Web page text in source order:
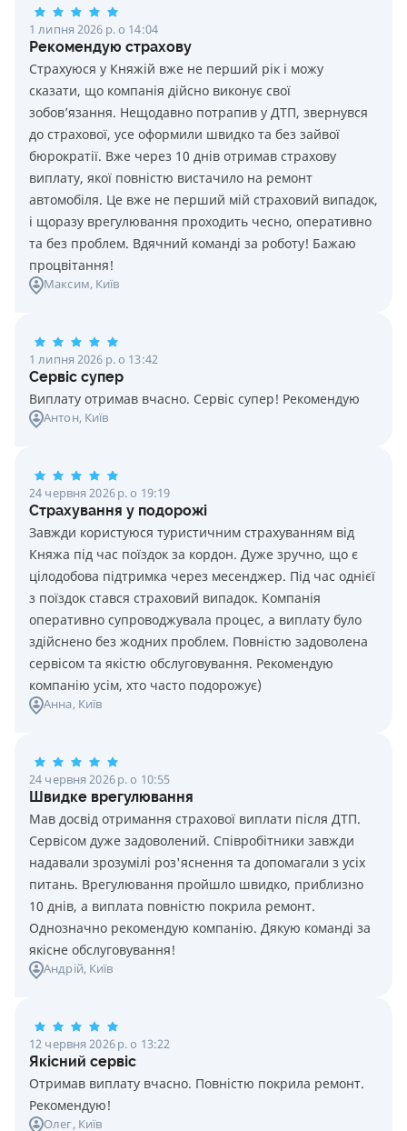
1 липня 2026 р. о 14:04
Рекомендую страхову
Страхуюся у Княжій вже не перший рік і можу
сказати, що компанія дійсно виконує свої
зобов’язання. Нещодавно потрапив у ДТП, звернувся
до страхової, усе оформили швидко та без зайвої
бюрократії. Вже через 10 днів отримав страхову
виплату, якої повністю вистачило на ремонт
автомобіля. Це вже не перший мій страховий випадок,
і щоразу врегулювання проходить чесно, оперативно
та без проблем. Вдячний команді за роботу! Бажаю
процвітання!
Максим, Київ
1 липня 2026 р. о 13:42
Сервіс супер
Виплату отримав вчасно. Сервіс супер! Рекомендую
Антон, Київ
24 червня 2026 р. о 19:19
Страхування у подорожі
Завжди користуюся туристичним страхуванням від
Княжа під час поїздок за кордон. Дуже зручно, що є
цілодобова підтримка через месенджер. Під час однієї
з поїздок стався страховий випадок. Компанія
оперативно супроводжувала процес, а виплату було
здійснено без жодних проблем. Повністю задоволена
сервісом та якістю обслуговування. Рекомендую
компанію усім, хто часто подорожує)
Анна, Київ
24 червня 2026 р. о 10:55
Швидке врегулювання
Мав досвід отримання страхової виплати після ДТП.
Сервісом дуже задоволений. Співробітники завжди
надавали зрозумілі роз'яснення та допомагали з усіх
питань. Врегулювання пройшло швидко, приблизно
10 днів, а виплата повністю покрила ремонт.
Однозначно рекомендую компанію. Дякую команді за
якісне обслуговування!
Андрій, Київ
12 червня 2026 р. о 13:22
Якісний сервіс
Отримав виплату вчасно. Повністю покрила ремонт.
Рекомендую!
Олег, Київ